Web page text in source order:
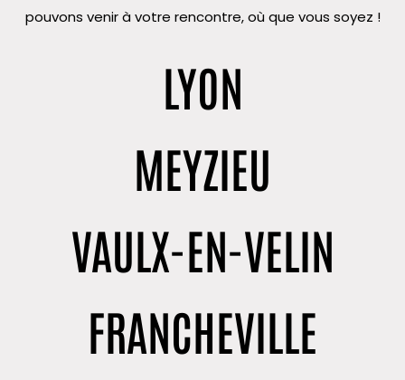
pouvons venir à votre rencontre, où que vous soyez !
LYON
MEYZIEU
VAULX-EN-VELIN
FRANCHEVILLE